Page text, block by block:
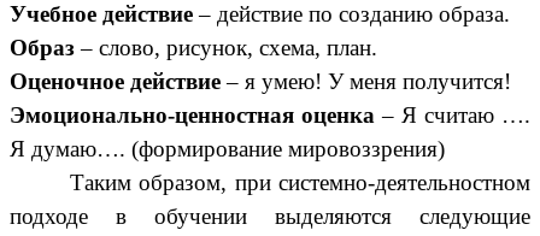
Учебное действие– действие по созданию образа.
Образ– слово, рисунок, схема, план.
Оценочное действие– я умею! У меня получится!
Эмоционально-ценностная оценка – Я считаю ….
Я думаю…. (формирование мировоззрения)
Таким образом, при системно-деятельностном
подходе в обучении выделяются следующие